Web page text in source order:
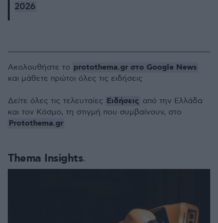
2026
Thema Insights
Ακολουθήστε το protothema.gr στο Google News
και μάθετε πρώτοι όλες τις ειδήσεις
Δείτε όλες τις τελευταίες Ειδήσεις από την Ελλάδα
και τον Κόσμο, τη στιγμή που συμβαίνουν, στο
Protothema.gr